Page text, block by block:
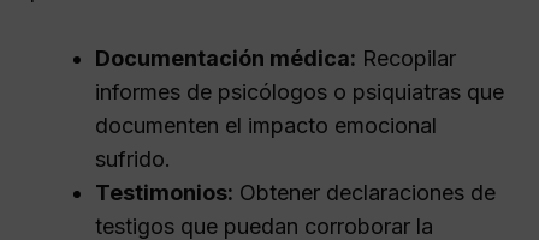
Documentación médica: Recopilar
informes de psicólogos o psiquiatras que
documenten el impacto emocional
sufrido.
Testimonios: Obtener declaraciones de
testigos que puedan corroborar la